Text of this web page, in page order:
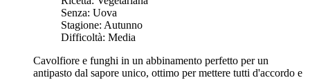
Senza: Uova
Stagione: Autunno
Difficoltà: Media
Cavolfiore e funghi in un abbinamento perfetto per un
antipasto dal sapore unico, ottimo per mettere tutti d'accordo e